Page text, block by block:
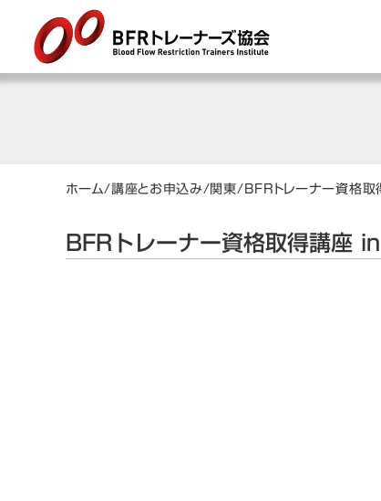
ホーム/講座とお申込み/関東/BFRトレーナー資格
BFRトレーナー資格取得講座